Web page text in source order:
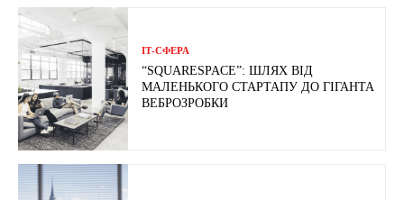
ІТ-СФЕРА
“SQUARESPACE”: ШЛЯХ ВІД
МАЛЕНЬКОГО СТАРТАПУ ДО ГІГАНТА
ВЕБРОЗРОБКИ